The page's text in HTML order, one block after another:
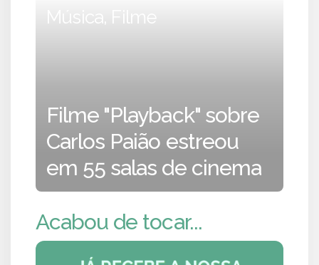
Música, Filme
Filme "Playback" sobre
Carlos Paião estreou
em 55 salas de cinema
Acabou de tocar...